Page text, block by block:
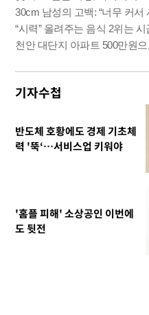
기자수첩
반도체 호황에도 경제 기초체
력 '뚝‘…서비스업 키워야
'홈플 피해' 소상공인 이번에
도 뒷전